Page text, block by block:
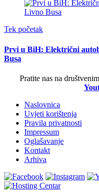
Tek početak
Prvi u BiH: Električni
Busa
Pratite nas na
Naslovnica
Uvjeti korištenja
Pravila privatnosti
Impressum
Oglašavanje
Kontakt
Arhiva